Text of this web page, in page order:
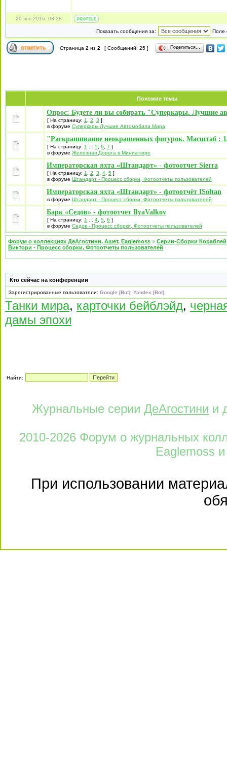
20 янв 2016, 08:38
Показать сообщения за: Поле
Страница 2 из 2 [ Сообщений: 25 ] Поделиться…
Похожие темы
Опрос: Будете ли вы собирать "Суперкары. Лучшие
[ На страницу: 1 2 3 ]
в форуме Суперкары Лучшие Автомобили Mира
"Раскрашивание неокрашенных фигурок. Масштаб :
[ На страницу: 1 5 6 7 ]
в форуме Железная Дорога в Миниатюре
Императорская яхта «Штандарт» - фотоотчет Sierra
[ На страницу: 1 2 3 4 5 ]
в форуме Штандарт - Процесс сборки, Фотоотчеты пользователей
Императорская яхта «Штандарт» - фотоотчёт ISoltan
в форуме Штандарт - Процесс сборки, Фотоотчеты пользователей
Барк «Седов» - фотоотчет IlyaValkov
[ На страницу: 1 4 5 6 ]
в форуме Седов - Процесс сборки, Фотоотчеты пользователей
Форум о коллекциях ДеАгостини, Ашет, Eaglemoss » Серии-Сборки Кораблей
Виктори - Процесс сборки, Фотоотчеты пользователей
Кто сейчас на конференции
Зарегистрированные пользователи: Google [Bot] Yandex [Bot]
Танки мира, карточки бейблэйд,
дамы эпохи
Найти:
Журнальные серии ДеАгостини и
2010-2026 Форум о журнальных
Eaglemoss и
При использовании